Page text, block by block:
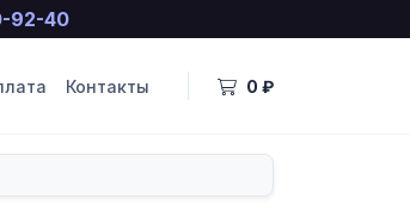
92-40
Контакты 0 ₽